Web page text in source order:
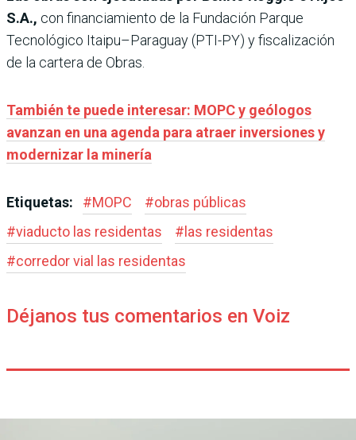
S.A., con financiamiento de la Fundación Parque
Tecnológico Itaipu–Paraguay (PTI-PY) y fiscalización
de la cartera de Obras.
También te puede interesar: MOPC y geólogos
avanzan en una agenda para atraer inversiones y
modernizar la minería
Etiquetas: #MOPC #obras públicas
#viaducto las residentas #las residentas
#corredor vial las residentas
Déjanos tus comentarios en Voiz